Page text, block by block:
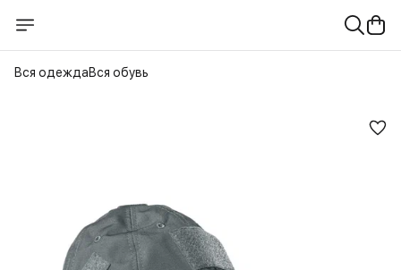
Вся одеждаВся обувь